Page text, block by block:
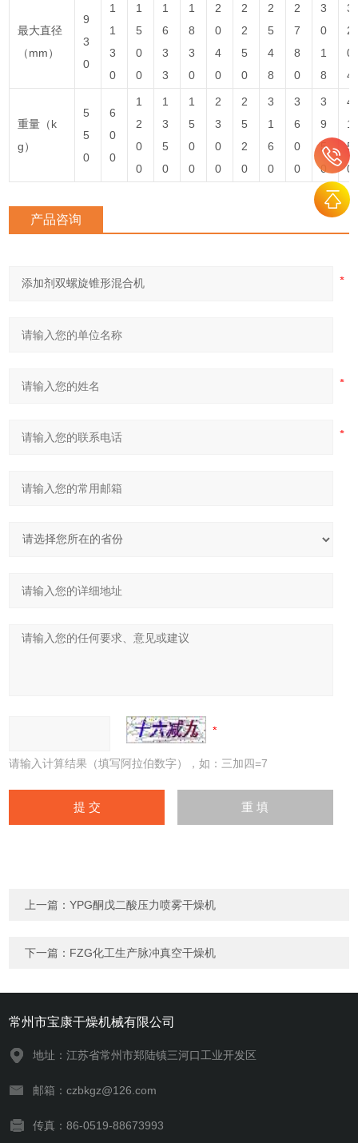
最大直径
（mm）
9
3
0
1
1
3
0
1
5
0
0
1
6
3
3
1
8
3
0
2
0
4
0
2
2
5
0
2
5
4
8
2
7
8
0
3
0
1
8
3
2
0
4
重量（k
g）
5
5
0
6
0
0
1
2
0
0
1
3
5
0
1
5
0
0
2
3
0
0
2
5
2
0
3
1
6
0
3
6
0
0
3
9
5
0
4
1
5
0
产品咨询
请输入计算结果（填写阿拉伯数字），如：三加四=7
上一篇：YPG酮戊二酸压力喷雾干燥机
下一篇： FZG化工生产脉冲真空干燥机
常州市宝康干燥机械有限公司
地址：江苏省常州市郑陆镇三河口工业开发区
邮箱：czbkgz@126.com
传真：86-0519-88673993